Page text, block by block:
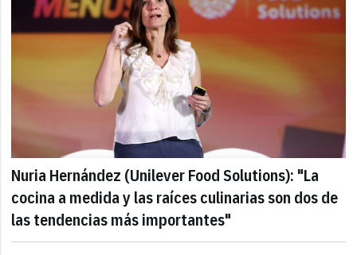
Nuria Hernández (Unilever Food Solutions): "La
cocina a medida y las raíces culinarias son dos de
las tendencias más importantes"